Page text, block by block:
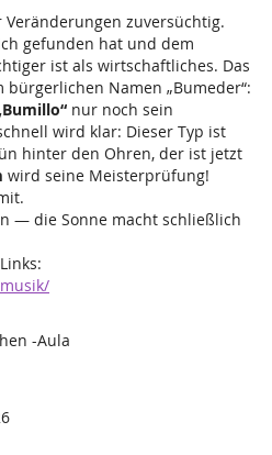
zuversüchtig.
gefunden hat und dem
ist als wirtschaftliches. Das
Namen „Bumeder“:
nur noch sein
wird klar: Dieser Typ ist
hinter den Ohren, der ist jetzt
wird seine Meisterprüfung!
— die Sonne macht schließlich
-Aula